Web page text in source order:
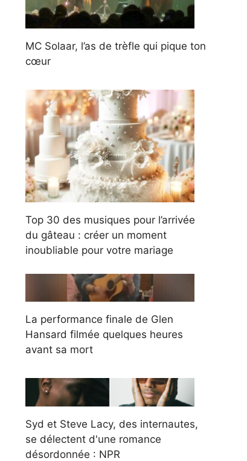
MC Solaar, l’as de trèfle qui pique ton
cœur
Top 30 des musiques pour l’arrivée
du gâteau : créer un moment
inoubliable pour votre mariage
La performance finale de Glen
Hansard filmée quelques heures
avant sa mort
Syd et Steve Lacy, des internautes,
se délectent d'une romance
désordonnée : NPR